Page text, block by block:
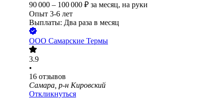
90 000 – 100 000 ₽ за месяц, на руки
Опыт 3-6 лет
Выплаты: Два раза в месяц
ООО Самарские Термы
3.9
•
16 отзывов
Самара, р-н Кировский
Откликнуться